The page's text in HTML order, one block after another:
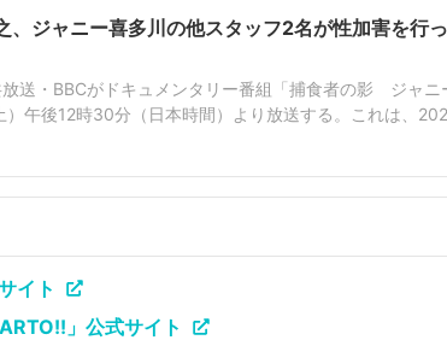
、ジャニー喜多川の他スタッフ2名が性加害を
送・BBCがドキュメンタリー番組「捕食者の影 ジャニ
）午後12時30分（日本時間）より放送する。これは、
イト
」公式サイト